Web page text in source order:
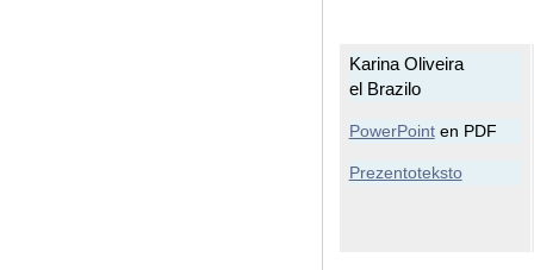
Karina Oliveira
el Brazilo
PowerPointen PDF
Prezentoteksto